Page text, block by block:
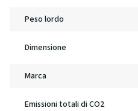
Peso lordo
Dimensione
Marca
Emissioni totali di CO2